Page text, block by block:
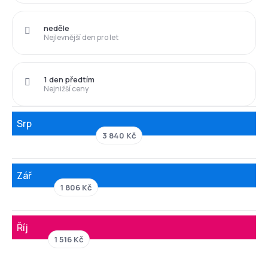
Nejlevnější den pro let
neděle
Nejnižší ceny
1 den předtím
Srp
3 840 Kč
Zář
1 806 Kč
Říj
1 516 Kč